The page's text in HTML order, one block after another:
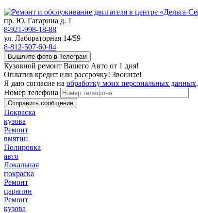
пр. Ю. Гагарина д. 1
8-921-998-18-88
ул. Лабораторная 14/59
8-812-507-60-84
Вышлите фото в Телеграм
Кузовной ремонт Вашего Авто от 1 дня!
Оплатив кредит или рассрочку! Звоните!
Я даю согласие на обработку моих персональных данных.
Номер телефона
Покраска
кузова
Ремонт
вмятин
Полировка
авто
Локальная
покраска
Ремонт
царапин
Ремонт
кузова